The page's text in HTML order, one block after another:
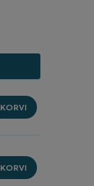
KORVI
KORVI